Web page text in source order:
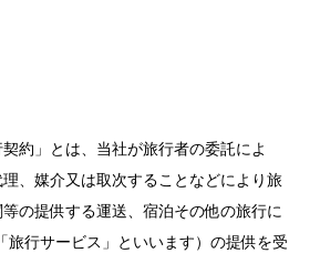
約」とは、当社が旅行者の委託によ
、媒介又は取次することなどにより旅
の提供する運送、宿泊その他の旅行に
旅行サービス」といいます）の提供を受